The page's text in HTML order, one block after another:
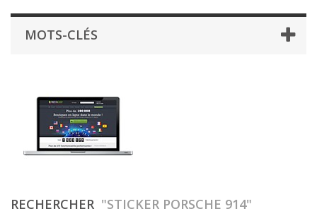
MOTS-CLÉS
RECHERCHER "STICKER PORSCHE 914"